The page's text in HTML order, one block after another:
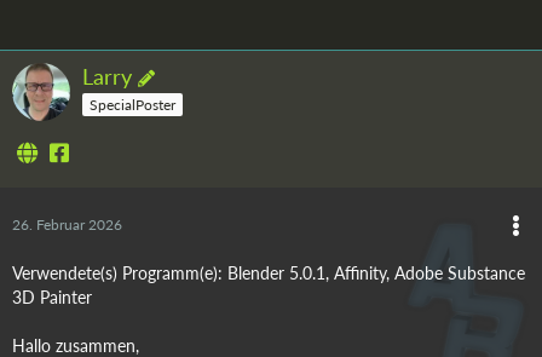
Larry
SpecialPoster
26. Februar 2026
Verwendete(s) Programm(e): Blender 5.0.1, Affinity, Adobe Substance
3D Painter
Hallo zusammen,